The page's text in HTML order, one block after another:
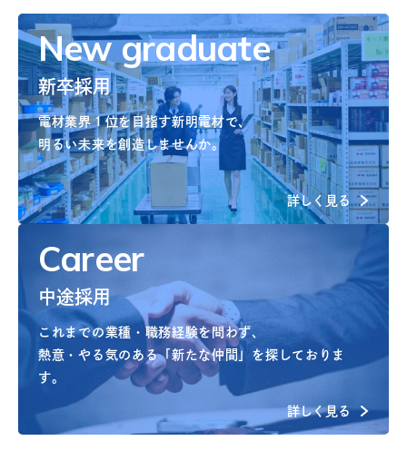
New graduate
新卒採用
電材業界１位を目指す新明電材で、
明るい未来を創造しませんか。
詳しく見る
Career
中途採用
これまでの業種・職務経験を問わず、
熱意・やる気のある「新たな仲間」を探しておりま
す。
詳しく見る